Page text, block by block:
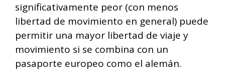
significativamente peor (con menos
libertad de movimiento en general) puede
permitir una mayor libertad de viaje y
movimiento si se combina con un
pasaporte europeo como el alemán.